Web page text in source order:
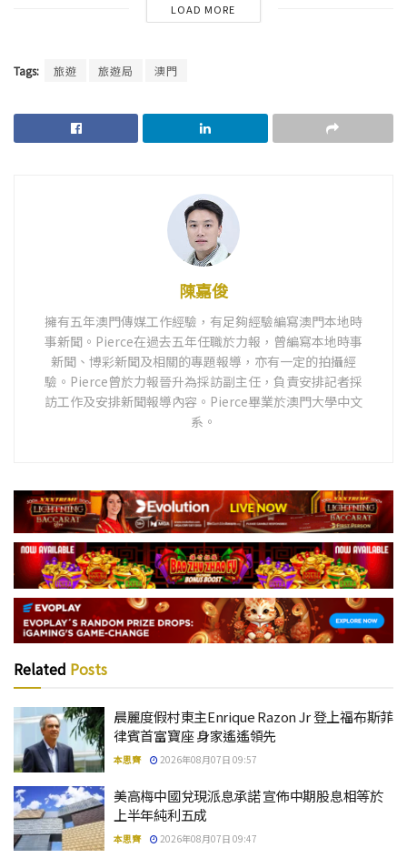
LOAD MORE
Tags: 旅遊 旅遊局 澳門
陳嘉俊
擁有五年澳門傳媒工作經驗，有足夠經驗編寫澳門本地時
事新聞。Pierce在過去五年任職於力報，曾編寫本地時事
新聞、博彩新聞及相關的專題報導，亦有一定的拍攝經
驗。Pierce曾於力報晉升為採訪副主任，負責安排記者採
訪工作及安排新聞報導內容。Pierce畢業於澳門大學中文
系。
Related Posts
晨麗度假村東主Enrique Razon Jr 登上福布斯菲
律賓首富寶座 身家遙遙領先
本思齊 2026年08月07日 09:57
美高梅中國兌現派息承諾 宣佈中期股息相等於
上半年純利五成
本思齊 2026年08月07日 09:47